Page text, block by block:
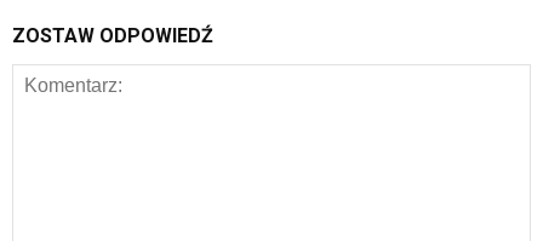
ZOSTAW ODPOWIEDŹ